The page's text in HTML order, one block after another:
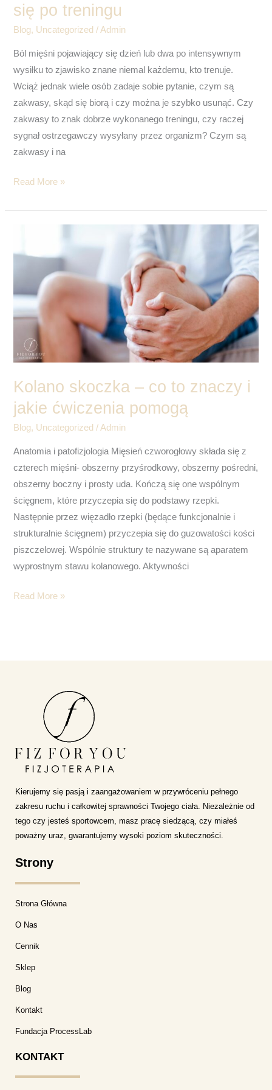
się po treningu
Blog, Uncategorized /Admin
Ból mięśni pojawiający się dzień lub dwa po intensywnym
wysiłku to zjawisko znane niemal każdemu, kto trenuje.
Wciąż jednak wiele osób zadaje sobie pytanie, czym są
zakwasy, skąd się biorą i czy można je szybko usunąć. Czy
zakwasy to znak dobrze wykonanego treningu, czy raczej
sygnał ostrzegawczy wysyłany przez organizm? Czym są
zakwasy i na
treningu
Read More »
Kolano skoczka – co to znaczy i
jakie ćwiczenia pomogą
Blog, Uncategorized /Admin
Anatomia i patofizjologia Mięsień czworogłowy składa się z
czterech mięśni- obszerny przyśrodkowy, obszerny pośredni,
obszerny boczny i prosty uda. Kończą się one wspólnym
ścięgnem, które przyczepia się do podstawy rzepki.
Następnie przez więzadło rzepki (będące funkcjonalnie i
strukturalnie ścięgnem) przyczepia się do guzowatości kości
piszczelowej. Wspólnie struktury te nazywane są aparatem
wyprostnym stawu kolanowego. Aktywności
to
znaczy
jakie
ćwiczenia
pomogą
Read More »
Kierujemy się pasją i zaangażowaniem w przywróceniu pełnego
zakresu ruchu i całkowitej sprawności Twojego ciała. Niezależnie od
tego czy jesteś sportowcem, masz pracę siedzącą, czy miałeś
poważny uraz, gwarantujemy wysoki poziom skuteczności.
Strony
Strona Główna
O Nas
Cennik
Sklep
Blog
Kontakt
Fundacja ProcessLab
KONTAKT